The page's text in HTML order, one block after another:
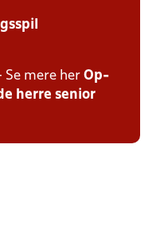
Se mere her Op-
herre senior